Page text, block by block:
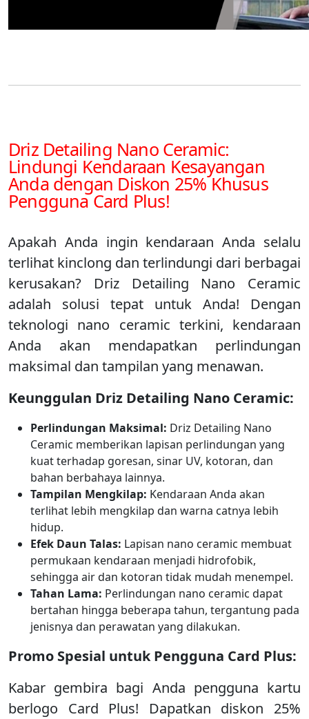
Driz Detailing Nano Ceramic:
Lindungi Kendaraan Kesayangan
Anda dengan Diskon 25% Khusus
Pengguna Card Plus!
Apakah Anda ingin kendaraan Anda selalu
terlihat kinclong dan terlindungi dari berbagai
kerusakan? Driz Detailing Nano Ceramic
adalah solusi tepat untuk Anda! Dengan
teknologi nano ceramic terkini, kendaraan
Anda akan mendapatkan perlindungan
maksimal dan tampilan yang menawan.
Keunggulan Driz Detailing Nano Ceramic:
Perlindungan Maksimal: Driz Detailing Nano
Ceramic memberikan lapisan perlindungan yang
kuat terhadap goresan, sinar UV, kotoran, dan
bahan berbahaya lainnya.
Tampilan Mengkilap: Kendaraan Anda akan
terlihat lebih mengkilap dan warna catnya lebih
hidup.
Efek Daun Talas: Lapisan nano ceramic membuat
permukaan kendaraan menjadi hidrofobik,
sehingga air dan kotoran tidak mudah menempel.
Tahan Lama: Perlindungan nano ceramic dapat
bertahan hingga beberapa tahun, tergantung pada
jenisnya dan perawatan yang dilakukan.
Promo Spesial untuk Pengguna Card Plus:
Kabar gembira bagi Anda pengguna kartu
berlogo Card Plus! Dapatkan diskon 25%